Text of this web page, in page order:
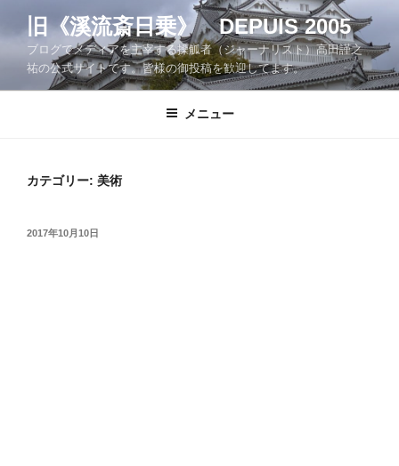
ツ
旧《溪流斎日乗》 DEPUIS 2005
ブログでメディアを主宰する操觚者（ジャーナリスト）高田謹之
祐の公式サイトです。皆様の御投稿を歓迎してます。
メニュー
カテゴリー: 美術
投
2017年10月10日